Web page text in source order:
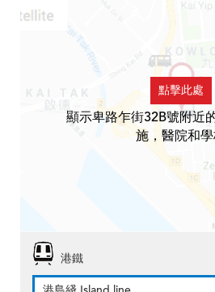
點擊此處
顯示卑路乍街32B號附近
施，醫院和
港鐵